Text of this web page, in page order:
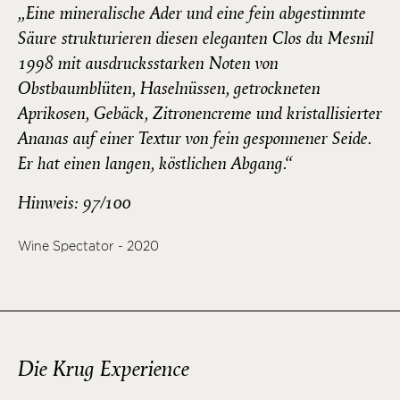
„Eine mineralische Ader und eine fein abgestimmte
Säure strukturieren diesen eleganten Clos du Mesnil
1998 mit ausdrucksstarken Noten von
Obstbaumblüten, Haselnüssen, getrockneten
Aprikosen, Gebäck, Zitronencreme und kristallisierter
Ananas auf einer Textur von fein gesponnener Seide.
Er hat einen langen, köstlichen Abgang.“
Hinweis: 97/100
Wine Spectator - 2020
Die Krug Experience